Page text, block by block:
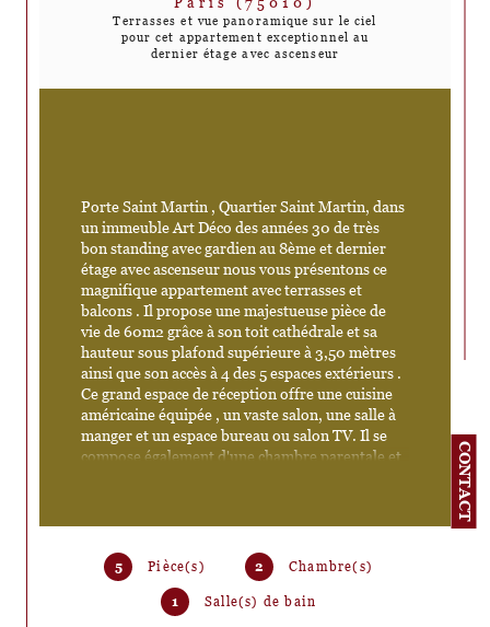
CONTACT
Terrasses et vue panoramique sur le ciel
pour cet appartement exceptionnel au
dernier étage avec ascenseur
5 Pièce(s) 2 Chambre(s)
1 Salle(s) de bain
Porte Saint Martin , Quartier Saint Martin, dans
un immeuble Art Déco des années 30 de très
bon standing avec gardien au 8ème et dernier
étage avec ascenseur nous vous présentons ce
magnifique appartement avec terrasses et
balcons . Il propose une majestueuse pièce de
vie de 60m2 grâce à son toit cathédrale et sa
hauteur sous plafond supérieure à 3,50 mètres
ainsi que son accès à 4 des 5 espaces extérieurs .
Ce grand espace de réception offre une cuisine
américaine équipée , un vaste salon, une salle à
manger et un espace bureau ou salon TV. Il se
compose également d'une chambre parentale et
nombreux rangements sur mesure. Les espaces
extérieurs sont un atout précieux et rare , il y en
a 5 dont une terrasse de 13m2, une seconde